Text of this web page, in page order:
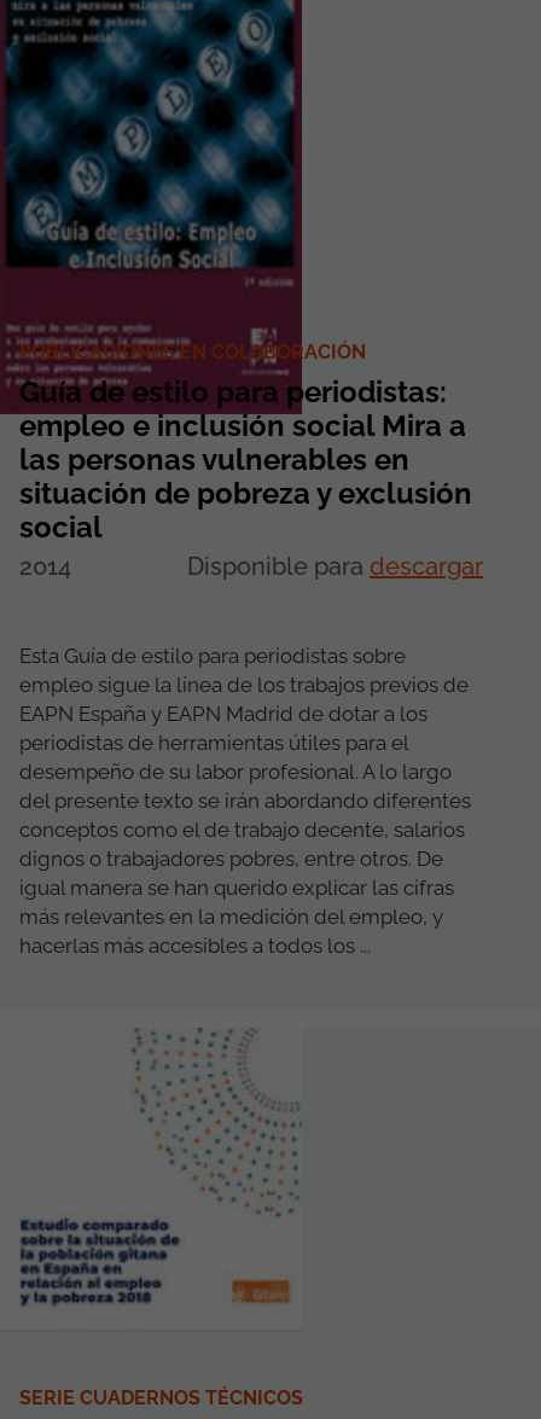
PUBLICACIONES EN COLABORACIÓN
Guía de estilo para periodistas:
empleo e inclusión social Mira a
las personas vulnerables en
situación de pobreza y exclusión
social
2014 Disponible para descargar
Esta Guía de estilo para periodistas sobre
empleo sigue la línea de los trabajos previos de
EAPN España y EAPN Madrid de dotar a los
periodistas de herramientas útiles para el
desempeño de su labor profesional. A lo largo
del presente texto se irán abordando diferentes
conceptos como el de trabajo decente, salarios
dignos o trabajadores pobres, entre otros. De
igual manera se han querido explicar las cifras
más relevantes en la medición del empleo, y
hacerlas más accesibles a todos los ...
SERIE CUADERNOS TÉCNICOS